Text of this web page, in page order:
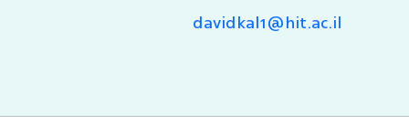
davidkal1@hit.ac.il